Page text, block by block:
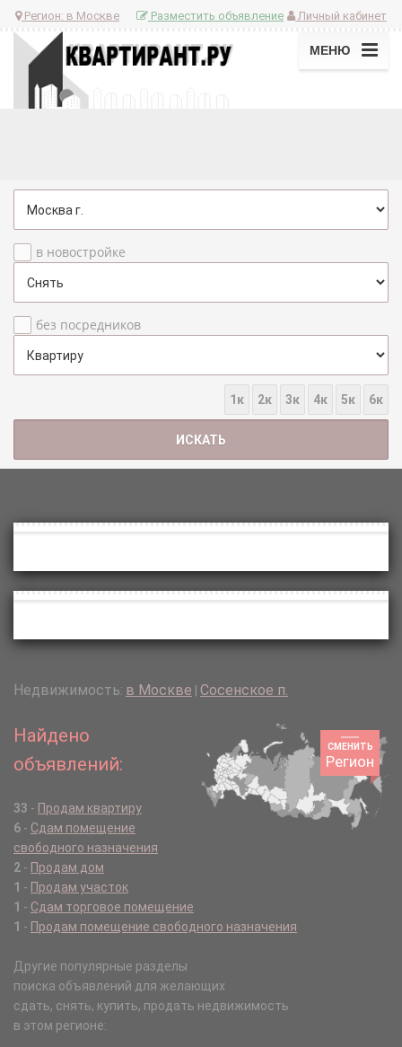
Регион: в Москве Личный кабинет
Разместить объявление
МЕНЮ
в новостройке
без посредников
1к 2к 3к 4к 5к 6к
Недвижимость: в Москве Сосенское п.
СМЕНИТЬ
Регион
Найдено
объявлений:
33 - Продам квартиру
6 - Сдам помещение
свободного назначения
2 - Продам дом
1 - Продам участок
1 - Сдам торговое помещение
1 - Продам помещение свободного назначения
Другие популярные разделы
поиска объявлений для желающих
сдать, снять, купить, продать недвижимость
в этом регионе: